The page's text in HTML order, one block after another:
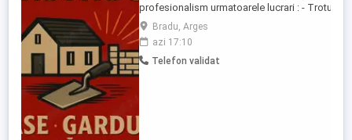
profesionalism urmatoarele lucrari : - Trotuare
- Alei pietonale - Alei carosabile - Parcare auto
trecere sant de scurgere a apelor - Construire
fundatie, elevatie, stalpi beton - Gard (fundatie
elevatie,teava rectangulara+ ...
Bradu, Arges
azi 17:10
Telefon validat